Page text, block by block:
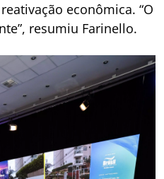
econômica. “O
resumiu Farinello.